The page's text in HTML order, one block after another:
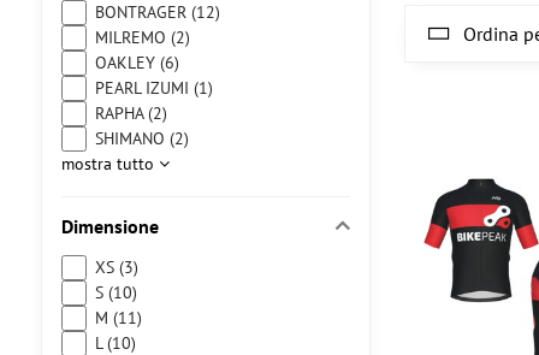
Ordina
BONTRAGER (12)
MILREMO (2)
OAKLEY (6)
PEARL IZUMI (1)
RAPHA (2)
SHIMANO (2)
mostra tutto
Dimensione
XS (3)
S (10)
M (11)
L (10)